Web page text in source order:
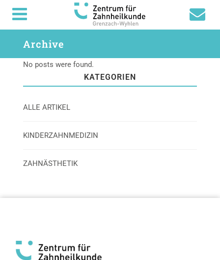
Archive
No posts were found.
KATEGORIEN
ALLE ARTIKEL
KINDERZAHNMEDIZIN
ZAHNÄSTHETIK